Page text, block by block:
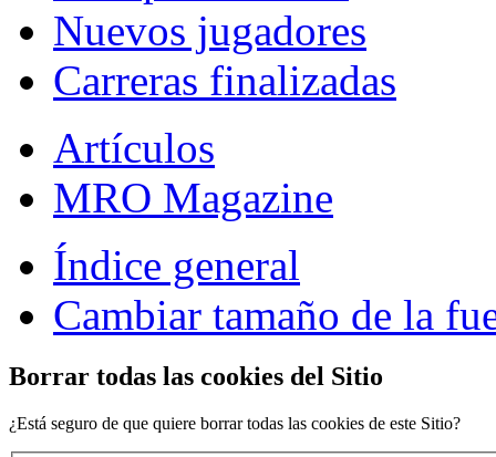
Nuevos jugadores
Carreras finalizadas
Artículos
MRO Magazine
Índice general
Cambiar tamaño de la
Borrar todas las cookies del Sitio
¿Está seguro de que quiere borrar todas las cookies de este Sitio?